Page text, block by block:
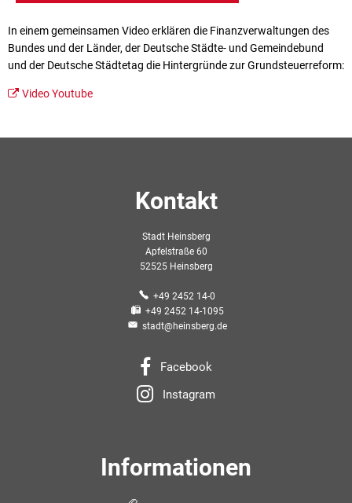
In einem gemeinsamen Video erklären die Finanzverwaltungen des
Bundes und der Länder, der Deutsche Städte- und Gemeindebund
und der Deutsche Städtetag die Hintergründe zur Grundsteuerreform:
Video Youtube
Kontakt
Stadt Heinsberg
Apfelstraße 60
52525 Heinsberg
+49 2452 14-0
+49 2452 14-1095
stadt@heinsberg.de
Facebook
Instagram
Informationen